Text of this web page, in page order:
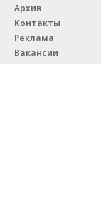
Архив
Контакты
Реклама
Вакансии